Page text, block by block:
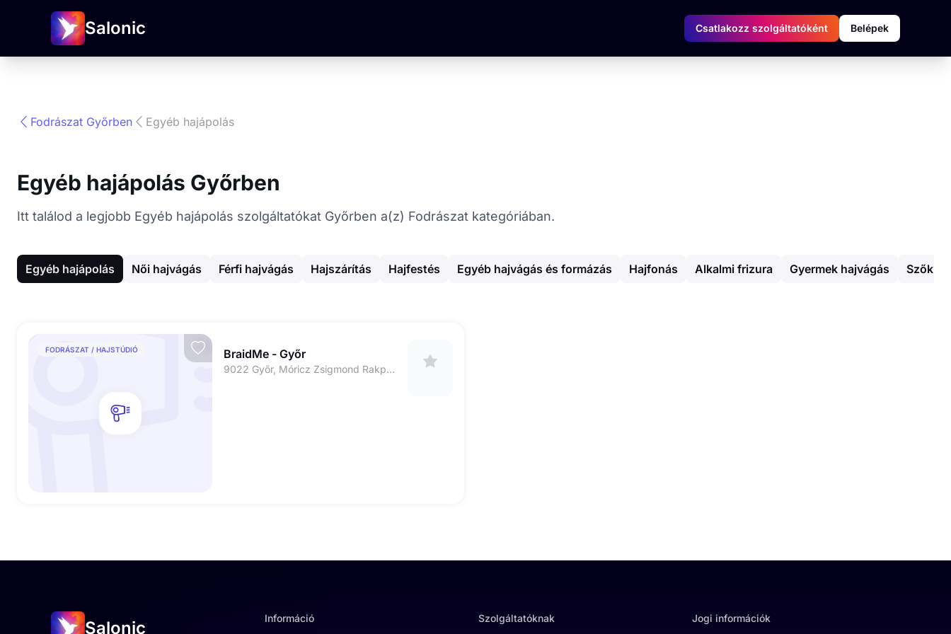
Salonic Csatlakozz szolgáltatóként Belépek
Fodrászat Győrben Egyéb hajápolás
Egyéb hajápolás Győrben
Itt találod a legjobb Egyéb hajápolás szolgáltatókat Győrben a(z) Fodrászat kategóriában.
Egyéb hajápolás Női hajvágás Férfi hajvágás Hajszárítás Hajfestés Egyéb hajvágás és formázás Hajfonás Alkalmi frizura Gyermek hajvágás
FODRÁSZAT / HAJSTÚDIÓ BraidMe - Győr
9022 Győr, Móricz Zsigmond Rakpart 1/B fszt 23.
Salonic Információ Szolgáltatóknak Jogi információk